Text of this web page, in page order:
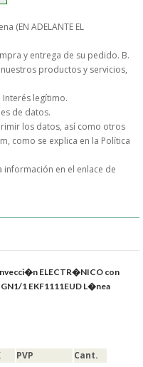
(EN ADELANTE EL
y entrega de su pedido. B.
productos y servicios,
Interés legítimo.
de datos.
los datos, así como otros
como se explica en la Política
información en el enlace de
ELECTR�NICO con
1 EKF1111EUD L�nea
PVP Cant.